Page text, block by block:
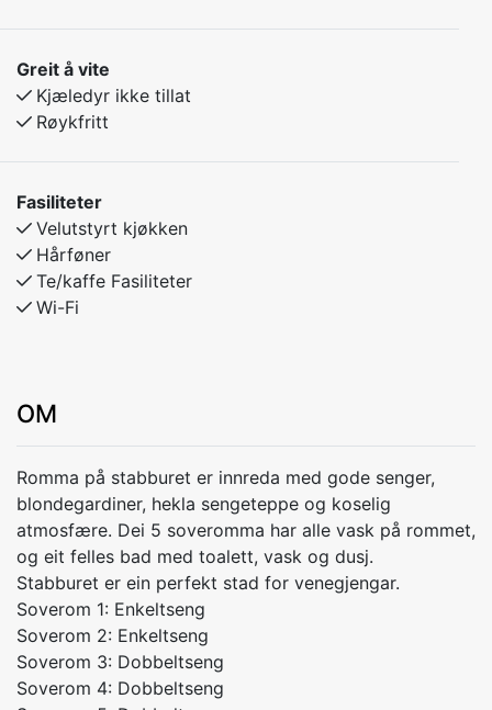
Greit å vite
Kjæledyr ikke tillat
Røykfritt
Fasiliteter
Velutstyrt kjøkken
Hårføner
Te/kaffe Fasiliteter
Wi-Fi
OM
Romma på stabburet er innreda med gode senger,
blondegardiner, hekla sengeteppe og koselig
atmosfære. Dei 5 soveromma har alle vask på rommet,
og eit felles bad med toalett, vask og dusj.
Stabburet er ein perfekt stad for venegjengar.
Soverom 1: Enkeltseng
Soverom 2: Enkeltseng
Soverom 3: Dobbeltseng
Soverom 4: Dobbeltseng